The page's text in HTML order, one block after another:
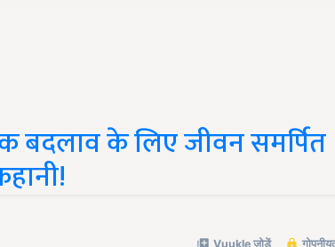
बदलाव के लिए जीवन समर्पित